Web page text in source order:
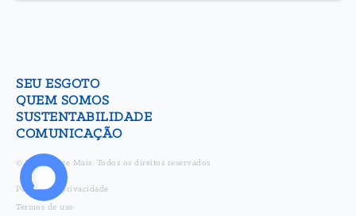
SEU ESGOTO
QUEM SOMOS
SUSTENTABILIDADE
COMUNICAÇÃO
© Zona Oeste Mais. Todos os direitos reservados.
Política de privacidade
Termos de uso